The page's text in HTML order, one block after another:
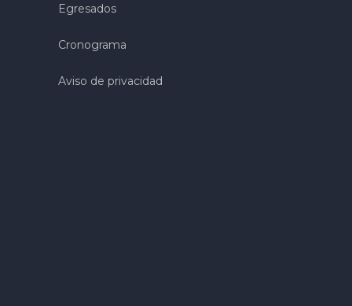
Egresados
Cronograma
Aviso de privacidad